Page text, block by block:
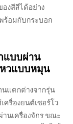
งสีสีได้อย่าง
ร้อมกับกระบอก
แบบผ่าน
หวแบบหมุน
นแตกต่างจากรุ่น
รื่องยนต์เซอร์โว
นเครื่องจักร ขณะ